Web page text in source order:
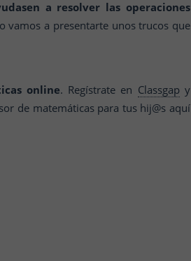
a resolver las operaciones
vamos a presentarte unos trucos que
online. Regístrate en Classgap y
de matemáticas para tus hij@s aquí